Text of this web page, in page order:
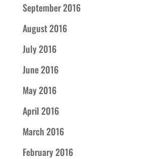
September 2016
August 2016
July 2016
June 2016
May 2016
April 2016
March 2016
February 2016